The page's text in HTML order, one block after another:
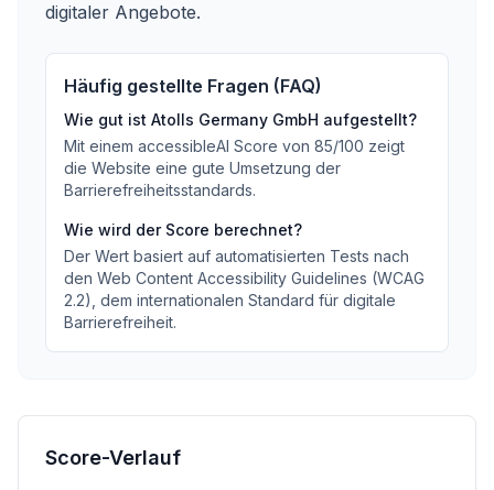
digitaler Angebote.
Häufig gestellte Fragen (FAQ)
Wie gut ist Atolls Germany GmbH aufgestellt?
Mit einem accessibleAI Score von 85/100 zeigt
die Website eine gute Umsetzung der
Barrierefreiheitsstandards.
Wie wird der Score berechnet?
Der Wert basiert auf automatisierten Tests nach
den Web Content Accessibility Guidelines (WCAG
2.2), dem internationalen Standard für digitale
Barrierefreiheit.
Score-Verlauf